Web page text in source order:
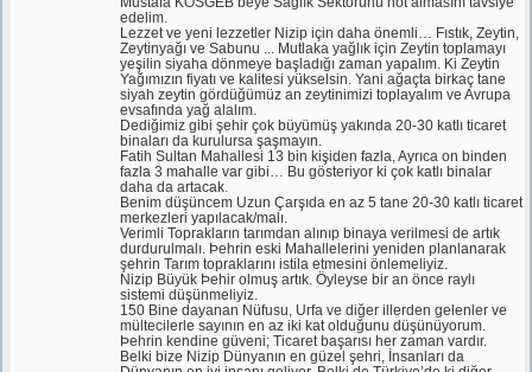
edelim.
Lezzet ve yeni lezzetler Nizip için daha önemli… Fıstık, Zeytin,
Zeytinyağı ve Sabunu ... Mutlaka yağlık için Zeytin toplamayı
yeşilin siyaha dönmeye başladığı zaman yapalım. Ki Zeytin
Yağımızın fiyatı ve kalitesi yükselsin. Yani ağaçta birkaç tane
siyah zeytin gördüğümüz an zeytinimizi toplayalım ve Avrupa
evsafında yağ alalım.
Dediğimiz gibi şehir çok büyümüş yakında 20-30 katlı ticaret
binaları da kurulursa şaşmayın.
Fatih Sultan Mahallesi 13 bin kişiden fazla, Ayrıca on binden
fazla 3 mahalle var gibi… Bu gösteriyor ki çok katlı binalar
daha da artacak.
Benim düşüncem Uzun Çarşıda en az 5 tane 20-30 katlı ticaret
merkezleri yapılacak/malı.
Verimli Toprakların tarımdan alınıp binaya verilmesi de artık
durdurulmalı. Þehrin eski Mahallelerini yeniden planlanarak
şehrin Tarım topraklarını istila etmesini önlemeliyiz.
Nizip Büyük Þehir olmuş artık. Öyleyse bir an önce raylı
sistemi düşünmeliyiz.
150 Bine dayanan Nüfusu, Urfa ve diğer illerden gelenler ve
mültecilerle sayının en az iki kat olduğunu düşünüyorum.
Þehrin kendine güveni; Ticaret başarısı her zaman vardır.
Belki bize Nizip Dünyanın en güzel şehri, İnsanları da